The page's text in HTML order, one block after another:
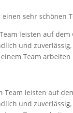
sehr schönen
leisten auf
und
Team arbeiten